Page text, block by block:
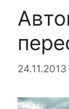
24.11.2013